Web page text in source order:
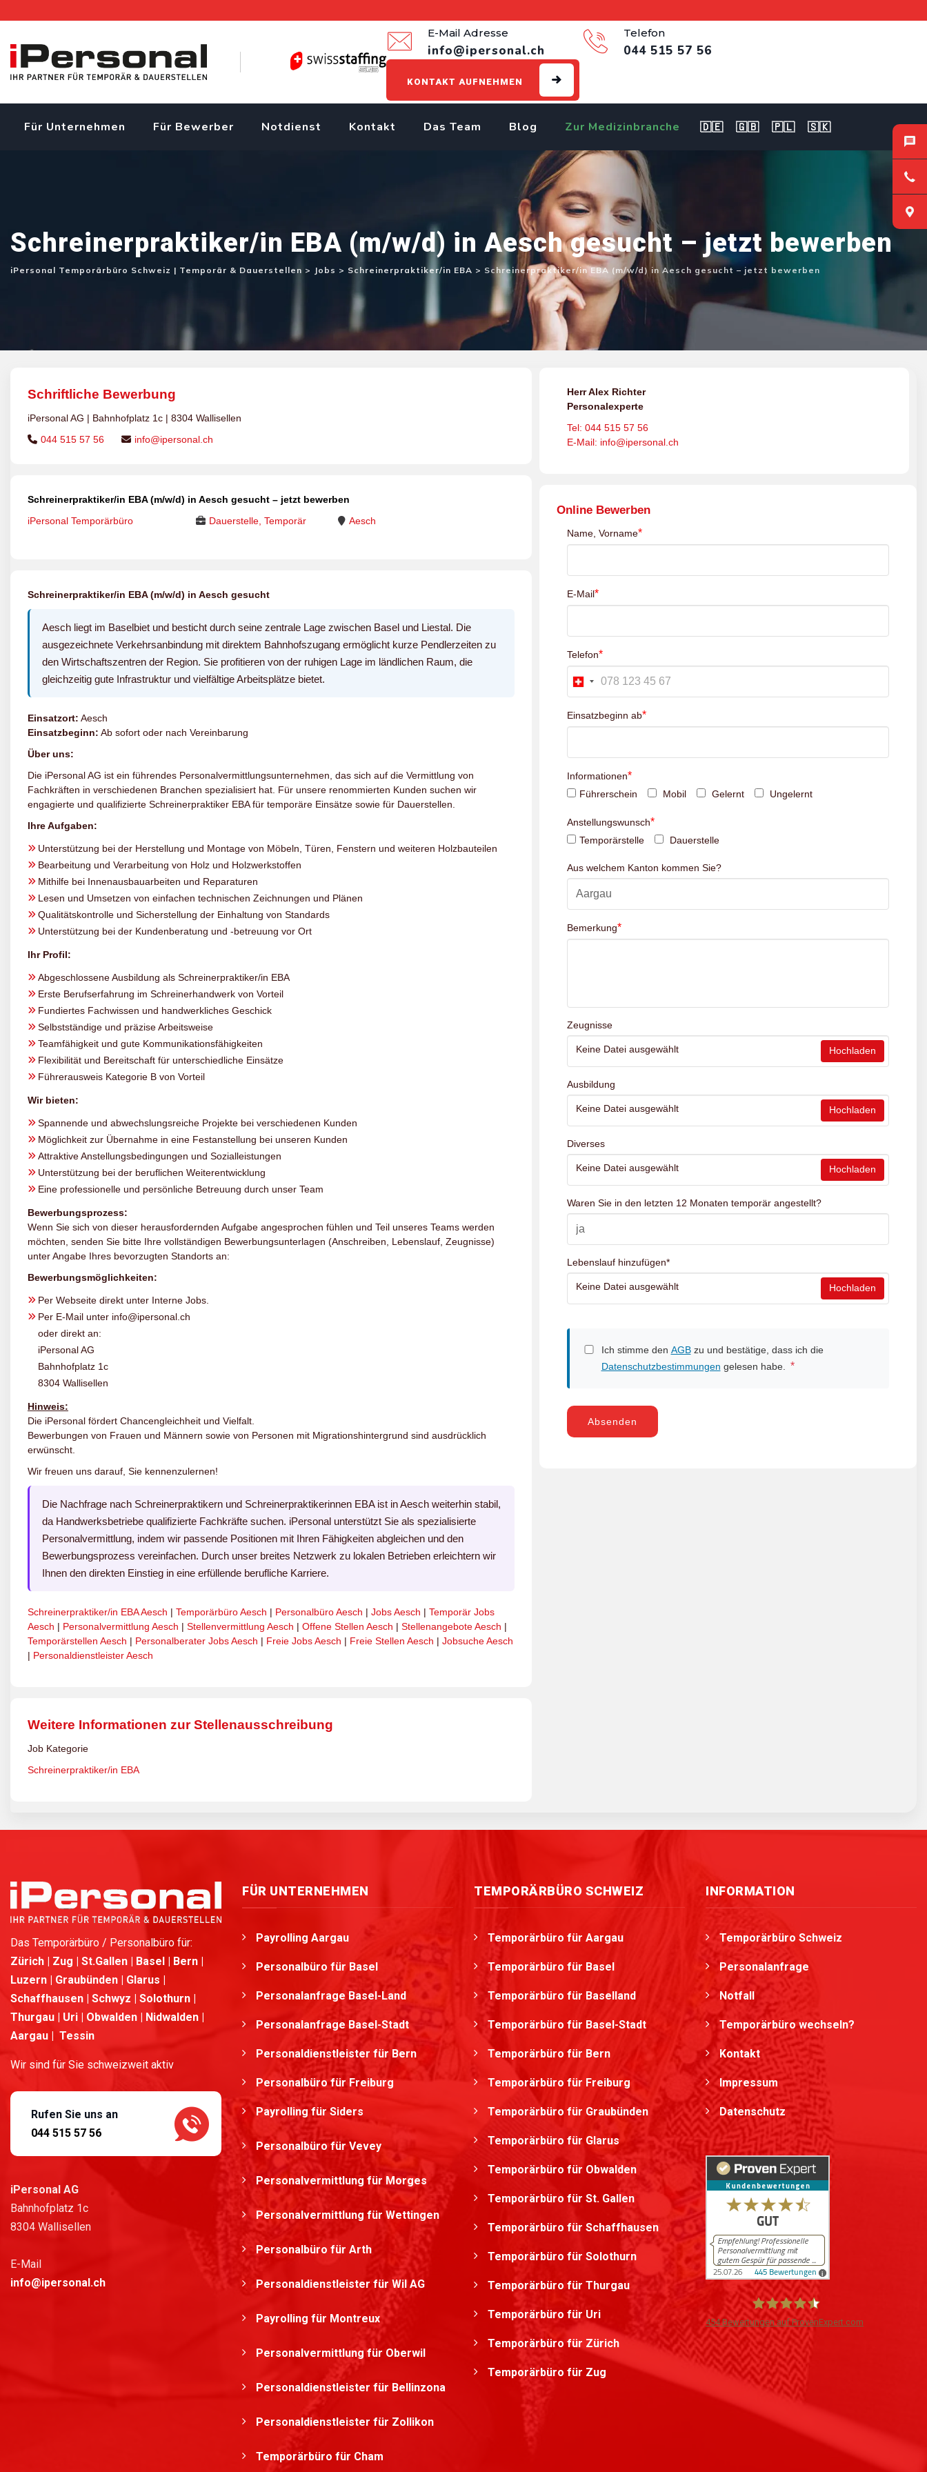
content
E-Mail Adresse
info@ipersonal.ch
Telefon
044 515 57 56
KONTAKT AUFNEHMEN
Für Unternehmen Für Bewerber Notdienst Kontakt Das Team Blog Zur Medizinbranche 🇩🇪 🇬🇧 🇵🇱 🇸🇰
Schreinerpraktiker/in EBA (m/w/d) in Aesch gesucht – jetzt bewerben
iPersonal Temporärbüro Schweiz | Temporär & Dauerstellen > Jobs > Schreinerpraktiker/in EBA > Schreinerpraktiker/in EBA (m/w/d) in Aesch gesucht – jetzt bewerben
Schriftliche Bewerbung
iPersonal AG | Bahnhofplatz 1c | 8304 Wallisellen
044 515 57 56
info@ipersonal.ch
Schreinerpraktiker/in EBA (m/w/d) in Aesch gesucht – jetzt bewerben
iPersonal Temporärbüro
Dauerstelle, Temporär Aesch
Schreinerpraktiker/in EBA (m/w/d) in Aesch gesucht
Aesch liegt im Baselbiet und besticht durch seine zentrale Lage zwischen Basel und Liestal. Die
ausgezeichnete Verkehrsanbindung mit direktem Bahnhofszugang ermöglicht kurze Pendlerzeiten zu
den Wirtschaftszentren der Region. Sie profitieren von der ruhigen Lage im ländlichen Raum, die
gleichzeitig gute Infrastruktur und vielfältige Arbeitsplätze bietet.
Einsatzort: Aesch
Einsatzbeginn: Ab sofort oder nach Vereinbarung
Über uns:
Die iPersonal AG ist ein führendes Personalvermittlungsunternehmen, das sich auf die Vermittlung von
Fachkräften in verschiedenen Branchen spezialisiert hat. Für unsere renommierten Kunden suchen wir
engagierte und qualifizierte Schreinerpraktiker EBA für temporäre Einsätze sowie für Dauerstellen.
Ihre Aufgaben:
Unterstützung bei der Herstellung und Montage von Möbeln, Türen, Fenstern und weiteren Holzbauteilen
Bearbeitung und Verarbeitung von Holz und Holzwerkstoffen
Mithilfe bei Innenausbauarbeiten und Reparaturen
Lesen und Umsetzen von einfachen technischen Zeichnungen und Plänen
Qualitätskontrolle und Sicherstellung der Einhaltung von Standards
Unterstützung bei der Kundenberatung und -betreuung vor Ort
Ihr Profil:
Abgeschlossene Ausbildung als Schreinerpraktiker/in EBA
Erste Berufserfahrung im Schreinerhandwerk von Vorteil
Fundiertes Fachwissen und handwerkliches Geschick
Selbstständige und präzise Arbeitsweise
Teamfähigkeit und gute Kommunikationsfähigkeiten
Flexibilität und Bereitschaft für unterschiedliche Einsätze
Führerausweis Kategorie B von Vorteil
Wir bieten:
Spannende und abwechslungsreiche Projekte bei verschiedenen Kunden
Möglichkeit zur Übernahme in eine Festanstellung bei unseren Kunden
Attraktive Anstellungsbedingungen und Sozialleistungen
Unterstützung bei der beruflichen Weiterentwicklung
Eine professionelle und persönliche Betreuung durch unser Team
Bewerbungsprozess:
Wenn Sie sich von dieser herausfordernden Aufgabe angesprochen fühlen und Teil unseres Teams werden
möchten, senden Sie bitte Ihre vollständigen Bewerbungsunterlagen (Anschreiben, Lebenslauf, Zeugnisse)
unter Angabe Ihres bevorzugten Standorts an:
Bewerbungsmöglichkeiten:
Per Webseite direkt unter Interne Jobs.
Per E-Mail unter info@ipersonal.ch
oder direkt an:
iPersonal AG
Bahnhofplatz 1c
8304 Wallisellen
Hinweis:
Die iPersonal fördert Chancengleichheit und Vielfalt.
Bewerbungen von Frauen und Männern sowie von Personen mit Migrationshintergrund sind ausdrücklich
erwünscht.
Wir freuen uns darauf, Sie kennenzulernen!
Die Nachfrage nach Schreinerpraktikern und Schreinerpraktikerinnen EBA ist in Aesch weiterhin stabil,
da Handwerksbetriebe qualifizierte Fachkräfte suchen. iPersonal unterstützt Sie als spezialisierte
Personalvermittlung, indem wir passende Positionen mit Ihren Fähigkeiten abgleichen und den
Bewerbungsprozess vereinfachen. Durch unser breites Netzwerk zu lokalen Betrieben erleichtern wir
Ihnen den direkten Einstieg in eine erfüllende berufliche Karriere.
Schreinerpraktiker/in EBA Aesch | Temporärbüro Aesch | Personalbüro Aesch | Jobs Aesch | Temporär Jobs
Aesch | Personalvermittlung Aesch | Stellenvermittlung Aesch | Offene Stellen Aesch | Stellenangebote Aesch |
Temporärstellen Aesch | Personalberater Jobs Aesch | Freie Jobs Aesch | Freie Stellen Aesch | Jobsuche Aesch
| Personaldienstleister Aesch
Weitere Informationen zur Stellenausschreibung
Job Kategorie
Schreinerpraktiker/in EBA
Herr Alex Richter
Personalexperte
Tel: 044 515 57 56
E-Mail: info@ipersonal.ch
Online Bewerben
Name, Vorname*
E-Mail*
Telefon*
Einsatzbeginn ab*
Informationen*
Führerschein Mobil Gelernt Ungelernt
Anstellungswunsch*
Temporärstelle Dauerstelle
Aus welchem Kanton kommen Sie?
Bemerkung*
Zeugnisse
Keine Datei ausgewählt Hochladen
Ausbildung
Keine Datei ausgewählt Hochladen
Diverses
Keine Datei ausgewählt Hochladen
Waren Sie in den letzten 12 Monaten temporär angestellt?
Lebenslauf hinzufügen*
Keine Datei ausgewählt Hochladen
Ich stimme den AGBzu und bestätige, dass ich die
Datenschutzbestimmungen gelesen habe. *
Absenden
Das Temporärbüro / Personalbüro für:
Zürich | Zug | St.Gallen | Basel | Bern |
Luzern | Graubünden | Glarus |
Schaffhausen | Schwyz | Solothurn |
Thurgau | Uri | Obwalden | Nidwalden |
Aargau | Tessin
Wir sind für Sie schweizweit aktiv
Rufen Sie uns an
044 515 57 56
iPersonal AG
Bahnhofplatz 1c
8304 Wallisellen
E-Mail
info@ipersonal.ch
FÜR UNTERNEHMEN
Payrolling Aargau
Personalbüro für Basel
Personalanfrage Basel-Land
Personalanfrage Basel-Stadt
Personaldienstleister für Bern
Personalbüro für Freiburg
Payrolling für Siders
Personalbüro für Vevey
Personalvermittlung für Morges
Personalvermittlung für Wettingen
Personalbüro für Arth
Personaldienstleister für Wil AG
Payrolling für Montreux
Personalvermittlung für Oberwil
Personaldienstleister für Bellinzona
Personaldienstleister für Zollikon
Temporärbüro für Cham
TEMPORÄRBÜRO SCHWEIZ
Temporärbüro für Aargau
Temporärbüro für Basel
Temporärbüro für Baselland
Temporärbüro für Basel-Stadt
Temporärbüro für Bern
Temporärbüro für Freiburg
Temporärbüro für Graubünden
Temporärbüro für Glarus
Temporärbüro für Obwalden
Temporärbüro für St. Gallen
Temporärbüro für Schaffhausen
Temporärbüro für Solothurn
Temporärbüro für Thurgau
Temporärbüro für Uri
Temporärbüro für Zürich
Temporärbüro für Zug
INFORMATION
Temporärbüro Schweiz
Personalanfrage
Notfall
Temporärbüro wechseln?
Kontakt
Impressum
Datenschutz
iPersonal
454Bewertungen auf ProvenExpert.com